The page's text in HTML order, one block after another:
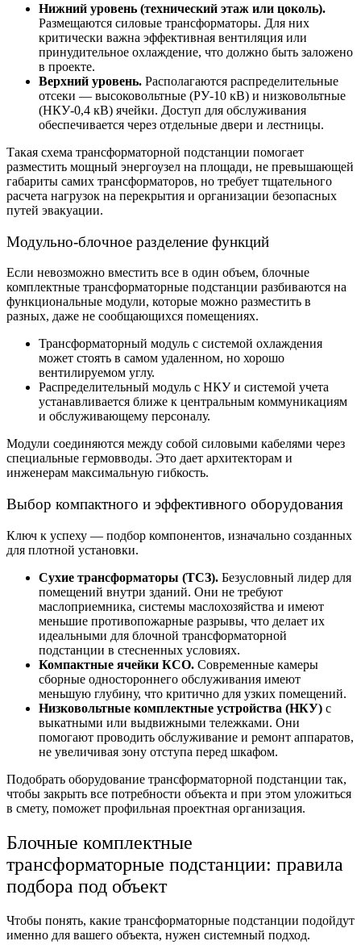
Нижний уровень (технический этаж или цоколь).
Размещаются силовые трансформаторы. Для них
критически важна эффективная вентиляция или
принудительное охлаждение, что должно быть заложено
в проекте.
Верхний уровень. Располагаются распределительные
отсеки — высоковольтные (РУ-10 кВ) и низковольтные
(НКУ-0,4 кВ) ячейки. Доступ для обслуживания
обеспечивается через отдельные двери и лестницы.
Такая схема трансформаторной подстанции помогает
разместить мощный энергоузел на площади, не превышающей
габариты самих трансформаторов, но требует тщательного
расчета нагрузок на перекрытия и организации безопасных
путей эвакуации.
Модульно-блочное разделение функций
Если невозможно вместить все в один объем, блочные
комплектные трансформаторные подстанции разбиваются на
функциональные модули, которые можно разместить в
разных, даже не сообщающихся помещениях.
Трансформаторный модуль с системой охлаждения
может стоять в самом удаленном, но хорошо
вентилируемом углу.
Распределительный модуль с НКУ и системой учета
устанавливается ближе к центральным коммуникациям
и обслуживающему персоналу.
Модули соединяются между собой силовыми кабелями через
специальные гермовводы. Это дает архитекторам и
инженерам максимальную гибкость.
Выбор компактного и эффективного оборудования
Ключ к успеху — подбор компонентов, изначально созданных
для плотной установки.
Сухие трансформаторы (ТСЗ). Безусловный лидер для
помещений внутри зданий. Они не требуют
маслоприемника, системы маслохозяйства и имеют
меньшие противопожарные разрывы, что делает их
идеальными для блочной трансформаторной
подстанции в стесненных условиях.
Компактные ячейки КСО. Современные камеры
сборные одностороннего обслуживания имеют
меньшую глубину, что критично для узких помещений.
Низковольтные комплектные устройства (НКУ) с
выкатными или выдвижными тележками. Они
помогают проводить обслуживание и ремонт аппаратов,
не увеличивая зону отступа перед шкафом.
Подобрать оборудование трансформаторной подстанции так,
чтобы закрыть все потребности объекта и при этом уложиться
в смету, поможет профильная проектная организация.
Блочные комплектные
трансформаторные подстанции: правила
подбора под объект
Чтобы понять, какие трансформаторные подстанции подойдут
именно для вашего объекта, нужен системный подход.